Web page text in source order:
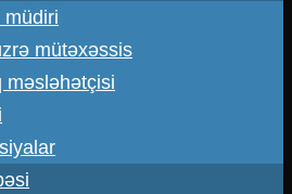
müdiri
mütəxəssis
məsləhətçisi